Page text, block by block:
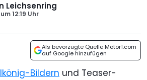
Leichsenring
um12:19 Uhr
Als bevorzugte Quelle Motor1.com
auf Google hinzufügen
Bildern und Teaser-